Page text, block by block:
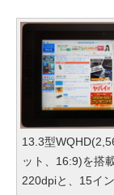
13.3型
ット、16:9)を搭
220dpiと、15イ